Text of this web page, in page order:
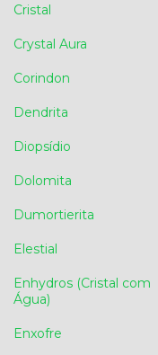
Cristal
Crystal Aura
Corindon
Dendrita
Diopsídio
Dolomita
Dumortierita
Elestial
Enhydros (Cristal com
Água)
Enxofre